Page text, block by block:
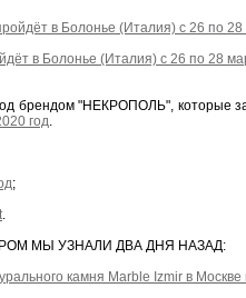
в Болонье (Италия) с 26 по
в Болонье (Италия) с 26 по 28
брендом "НЕКРОПОЛЬ", которые
год.
;
.
МЫ УЗНАЛИ ДВА ДНЯ НАЗАД:
камня Marble Izmir в Москве